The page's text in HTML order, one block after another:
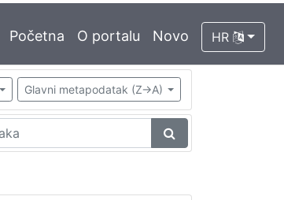
Početna O portalu Novo HR
Glavni metapodatak (Z->A)